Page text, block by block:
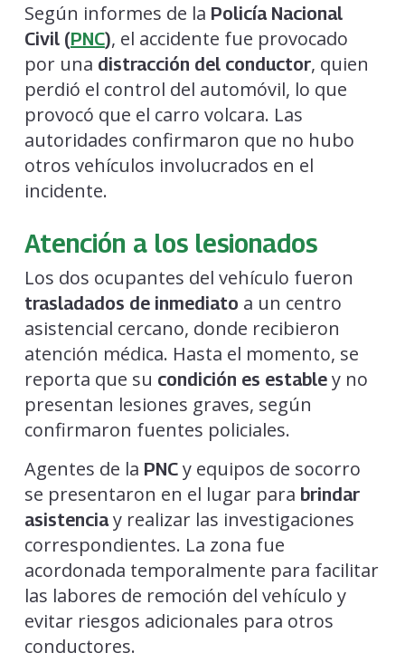
Según informes de la Policía Nacional
Civil (PNC), el accidente fue provocado
por una distracción del conductor, quien
perdió el control del automóvil, lo que
provocó que el carro volcara. Las
autoridades confirmaron que no hubo
otros vehículos involucrados en el
incidente.
Atención a los lesionados
Los dos ocupantes del vehículo fueron
trasladados de inmediato a un centro
asistencial cercano, donde recibieron
atención médica. Hasta el momento, se
reporta que su condición es establey no
presentan lesiones graves, según
confirmaron fuentes policiales.
Agentes de la PNCy equipos de socorro
se presentaron en el lugar para brindar
asistenciay realizar las investigaciones
correspondientes. La zona fue
acordonada temporalmente para facilitar
las labores de remoción del vehículo y
evitar riesgos adicionales para otros
conductores.